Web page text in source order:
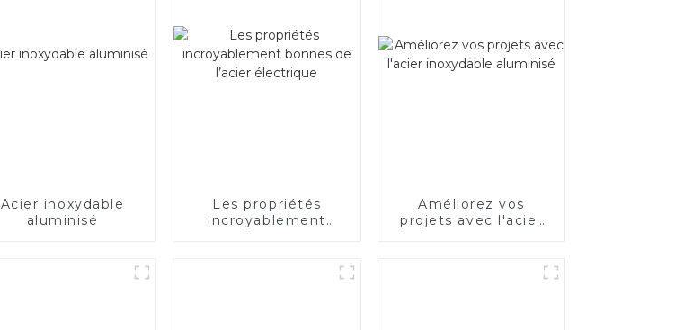
Acier inoxydable
aluminisé
Les propriétés
incroyablement
Améliorez vos
projets avec l'acier